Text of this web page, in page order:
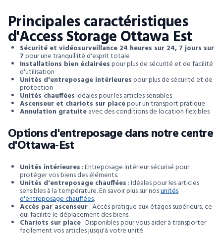
Principales caractéristiques
d'Access Storage Ottawa Est
Sécurité et vidéosurveillance 24 heures sur 24, 7 jours sur
7pour une tranquillité d'esprit totale
Installations bien éclairéespour plus de sécurité et de facilité
d'utilisation
Unités d'entreposage intérieurespour plus de sécurité et de
protection
Unités chaufféesidéales pour les articles sensibles
Ascenseur et chariots sur placepour un transport pratique
Annulation gratuiteavec des conditions de location flexibles
Options d'entreposage dans notre centre
d'Ottawa-Est
Unités intérieures : Entreposage intérieur sécurisé pour
protéger vos biens des éléments.
Unités d'entreposage chauffées : Idéales pour les articles
sensibles à la température. En savoir plus sur nosunités
d'entreposage chauffées.
Accès par ascenseur: Accès pratique aux étages supérieurs, ce
qui facilite le déplacement des biens.
Chariots sur place: Disponibles pour vous aider à transporter
facilement vos articles jusqu'à votre unité.